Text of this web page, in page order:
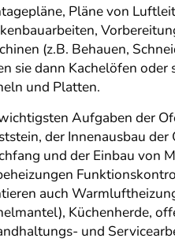
Pläne von
(z.B. Behauen,
sie dann Kachelöfen
und Platten.
Aufgaben der
der Innenausbau
und der Einbau von
auch
Küchenherde,
und